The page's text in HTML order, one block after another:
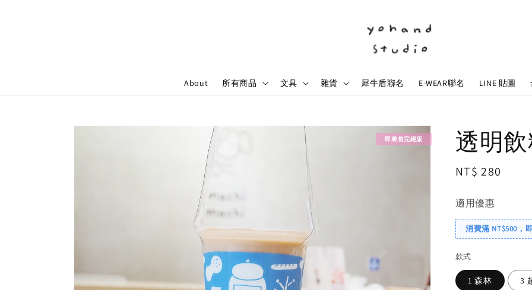
About 所有商品 文具 雜貨 犀牛盾聯名 E-WEAR聯名 LINE 貼圖
即將售完絕版 透明
Regular
NT$ 280
適用優惠
消費滿 NT$500，
款式
1 森林 3